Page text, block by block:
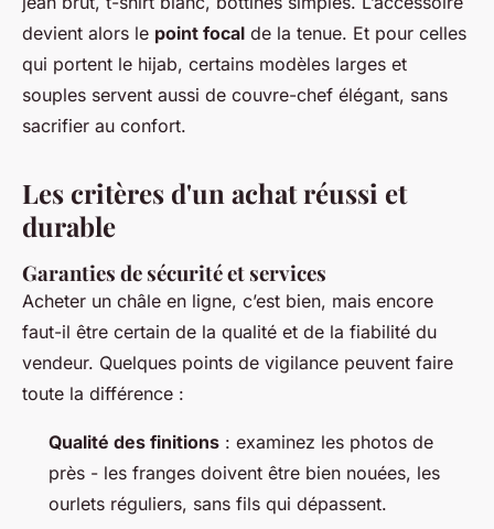
devient alors le point focal de la tenue. Et pour celles
qui portent le hijab, certains modèles larges et
souples servent aussi de couvre-chef élégant, sans
sacrifier au confort.
Les critères d'un achat réussi et
durable
Garanties de sécurité et services
Acheter un châle en ligne, c’est bien, mais encore
faut-il être certain de la qualité et de la fiabilité du
vendeur. Quelques points de vigilance peuvent faire
toute la différence :
Qualité des finitions : examinez les photos de
près - les franges doivent être bien nouées, les
ourlets réguliers, sans fils qui dépassent.